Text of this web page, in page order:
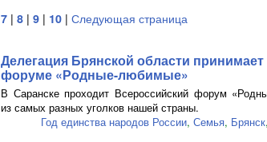
7 | 8 | 9 | 10 | Следующая страница
Делегация Брянской области
форуме «Родные-любимые»
В Саранске проходит Всероссийский форум
из самых разных уголков нашей страны.
Год единства народов России, Семья, Брянск,